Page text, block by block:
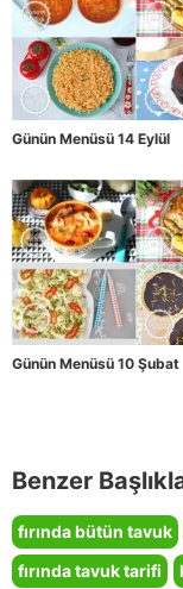
Günün Menüsü 14 Eylül
Günün Menüsü 10 Şubat
Benzer
fırında bütün tavuk
fırında tavuk tarifi